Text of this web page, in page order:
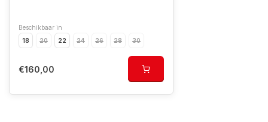
Beschikbaar in
18
20 22 24 26 28 30
€160,00